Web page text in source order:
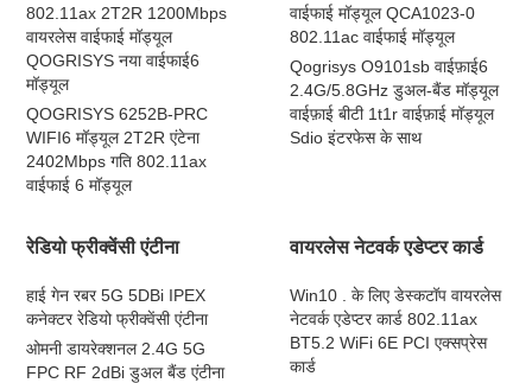
802.11ax 2T2R 1200Mbps
वायरलेस वाईफाई मॉड्यूल
QOGRISYS नया वाईफाई6
मॉड्यूल
QOGRISYS 6252B-PRC
WIFI6 मॉड्यूल 2T2R एंटेना
2402Mbps गति 802.11ax
वाईफाई 6 मॉड्यूल
वाईफाई मॉड्यूल QCA1023-0
802.11ac वाईफाई मॉड्यूल
Qogrisys O9101sb वाईफ़ाई6
2.4G/5.8GHz डुअल-बैंड मॉड्यूल
वाईफ़ाई बीटी 1t1r वाईफ़ाई मॉड्यूल
Sdio इंटरफेस के साथ
रेडियो फ्रीक्वेंसी एंटीना
हाई गेन रबर 5G 5DBi IPEX
कनेक्टर रेडियो फ्रीक्वेंसी एंटीना
ओमनी डायरेक्शनल 2.4G 5G
FPC RF 2dBi डुअल बैंड एंटीना
वायरलेस नेटवर्क एडेप्टर कार्ड
Win10 . के लिए डेस्कटॉप वायरलेस
नेटवर्क एडेप्टर कार्ड 802.11ax
BT5.2 WiFi 6E PCI एक्सप्रेस
कार्ड